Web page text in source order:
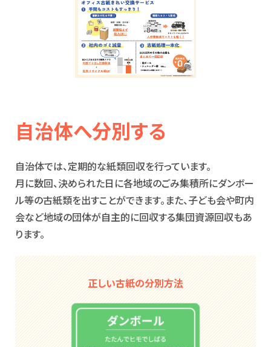
自治体へ分別する
自治体では、定期的な紙類回収を行っています。
月に数回、決められた日に各地域のごみ集積所にダンボー
ル等の古紙類を出すことができます。また、子ども会や町内
会など地域の団体が自主的に回収する集団資源回収もあ
ります。
正しい古紙の分別方法